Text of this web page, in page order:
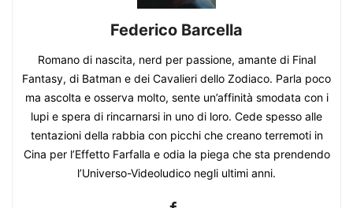
Federico Barcella
Romano di nascita, nerd per passione, amante di Final
Fantasy, di Batman e dei Cavalieri dello Zodiaco. Parla poco
ma ascolta e osserva molto, sente un’affinità smodata con i
lupi e spera di rincarnarsi in uno di loro. Cede spesso alle
tentazioni della rabbia con picchi che creano terremoti in
Cina per l’Effetto Farfalla e odia la piega che sta prendendo
l’Universo-Videoludico negli ultimi anni.